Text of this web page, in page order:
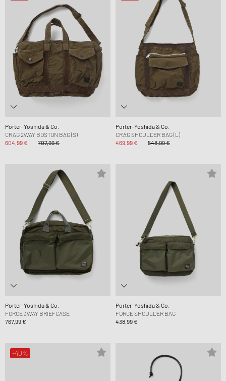
Porter-Yoshida & Co.
CRAG 2WAY BOSTON BAG (S)
604,99 €
707,99 €
Porter-Yoshida & Co.
CRAG SHOULDER BAG (L)
469,99 €
548,99 €
Porter-Yoshida & Co.
FORCE 3WAY BRIEFCASE
767,99 €
Porter-Yoshida & Co.
FORCE SHOULDER BAG
438,99 €
-40%